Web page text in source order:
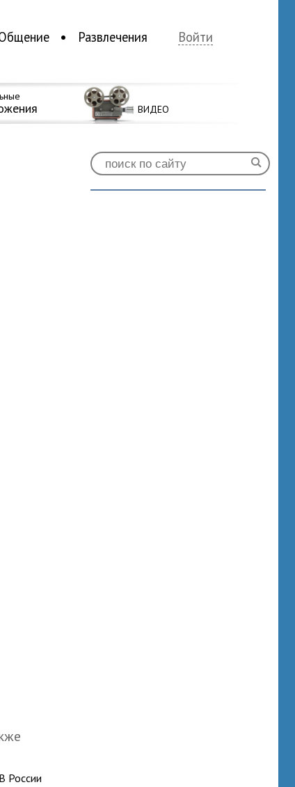
Развлечения Войти
ВИДЕО
России